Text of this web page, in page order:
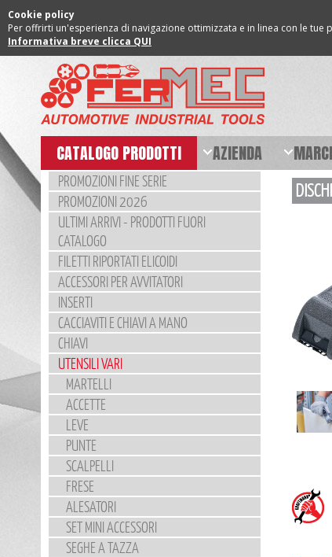
Cookie policy
Per offrirti un'esperienza di navigazione ottimizzata e in linea con le
Informativa breve clicca QUI
CATALOGO PRODOTTI AZIENDA
PROMOZIONI FINE SERIE
PROMOZIONI 2026
ULTIMI ARRIVI - PRODOTTI FUORI
CATALOGO
FILETTI RIPORTATI ELICOIDI
ACCESSORI PER AVVITATORI
INSERTI
CACCIAVITI E CHIAVI A MANO
CHIAVI
UTENSILI VARI
MARTELLI
ACCETTE
LEVE
PUNTE
SCALPELLI
FRESE
ALESATORI
SET MINI ACCESSORI
SEGHE A TAZZA